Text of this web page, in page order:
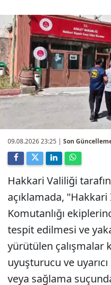
09.08.2026 23:25 | Son
Hakkari Valiliği
açıklamada, "Hakkari
Komutanlığı
tespit edilmesi ve
yürütülen çalışmalar
uyuşturucu ve
veya sağlama